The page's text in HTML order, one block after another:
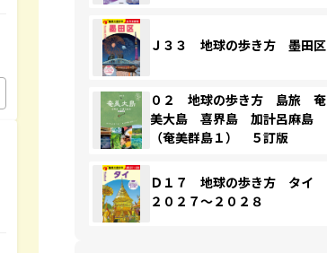
Ｊ３３ 地球の歩き方 墨田区
０２ 地球の歩き方 島旅 奄
美大島 喜界島 加計呂麻島
（奄美群島１） ５訂版
Ｄ１７ 地球の歩き方 タイ
２０２７～２０２８